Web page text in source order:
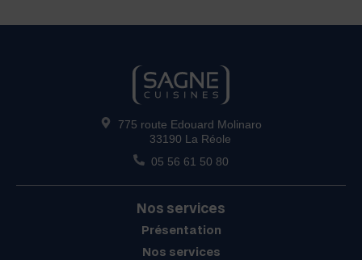
775 route Edouard Molinaro
33190 La Réole
05 56 61 50 80
Nos services
Présentation
Nos services